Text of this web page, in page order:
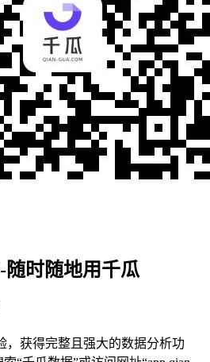
随时随地用千瓜
，获得完整且强大的数据分析功